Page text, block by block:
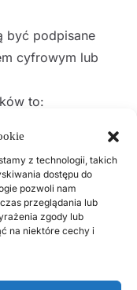
z technologii, takich
dostępu do
pozwoli nam
przeglądania lub
zgody lub
na niektóre cechy i
być podpisane
cyfrowym lub
to:
dołączonych do